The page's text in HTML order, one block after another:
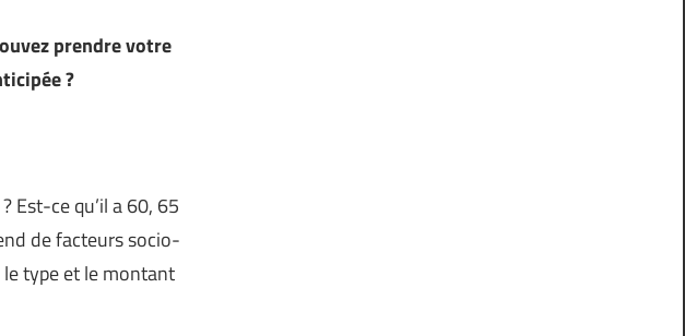
prendre votre
?
Est-ce qu’il a 60, 65
de facteurs socio-
type et le montant